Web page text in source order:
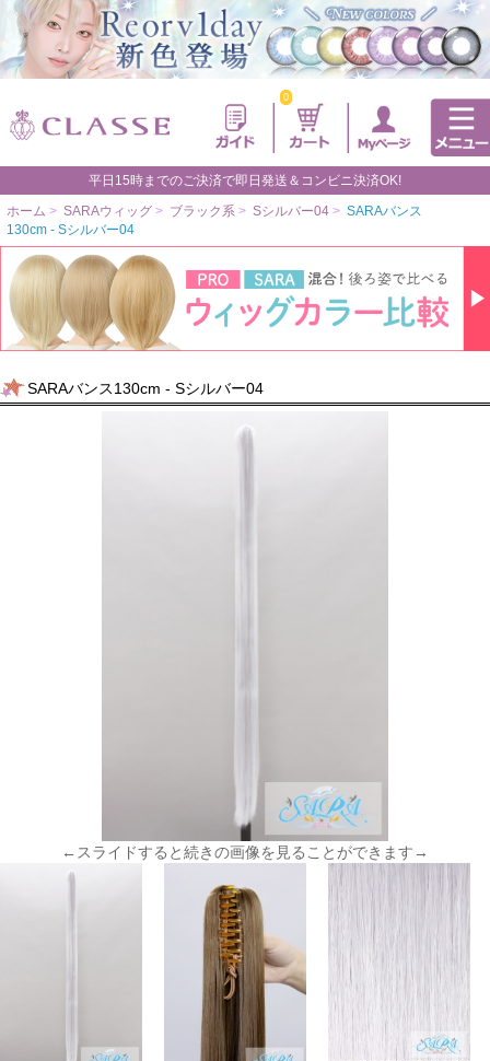
0
平日15時までのご決済で即日発送＆コンビニ決済OK!
ホーム > SARAウィッグ > ブラック系 > Sシルバー04 > SARAバンス
130cm - Sシルバー04
SARAバンス130cm - Sシルバー04
←スライドすると続きの画像を見ることができます→